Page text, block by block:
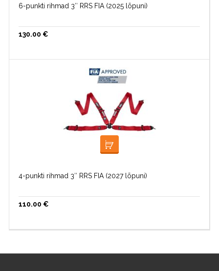
6-punkti rihmad 3″ RRS FIA (2025 lõpuni)
130.00 €
LISA KORVI
4-punkti rihmad 3″ RRS FIA (2027 lõpuni)
110.00 €